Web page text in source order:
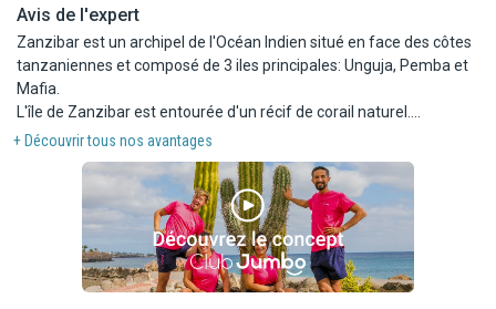
Avis de l'expert
Zanzibar est un archipel de l'Océan Indien situé en face des côtes
tanzaniennes et composé de 3 iles principales: Unguja, Pemba et
Mafia.
L'île de Zanzibar est entourée d'un récif de corail naturel.
Les richesses naturelles et les eaux cristallines de l'île vous
apporteront sérénité et émerveillement durant ce circuit !
Excursions regroupées avec des clients logeant dans différents
hôtels et localités (les participants peuvent donc changer d'une
excursion à l'autre), plusieurs arrêts possibles afin de récupérer
tous les clients avant le départ des excursions et au retour des
excursions.
+ Découvrir tous nos avantages